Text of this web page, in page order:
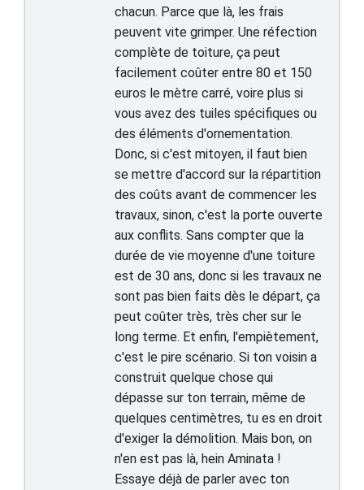
chacun. Parce que là, les frais
peuvent vite grimper. Une réfection
complète de toiture, ça peut
facilement coûter entre 80 et 150
euros le mètre carré, voire plus si
vous avez des tuiles spécifiques ou
des éléments d'ornementation.
Donc, si c'est mitoyen, il faut bien
se mettre d'accord sur la répartition
des coûts avant de commencer les
travaux, sinon, c'est la porte ouverte
aux conflits. Sans compter que la
durée de vie moyenne d'une toiture
est de 30 ans, donc si les travaux ne
sont pas bien faits dès le départ, ça
peut coûter très, très cher sur le
long terme. Et enfin, l'empiètement,
c'est le pire scénario. Si ton voisin a
construit quelque chose qui
dépasse sur ton terrain, même de
quelques centimètres, tu es en droit
d'exiger la démolition. Mais bon, on
n'en est pas là, hein Aminata !
Essaye déjà de parler avec ton